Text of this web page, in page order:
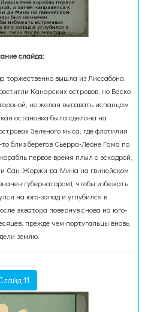
слайда:
торжественно вышла из Лиссабона.
Канарских островов, но Васко
не желая выдавать испанцам
остановка была сделана на
Зеленого мыса, где флотилия
близ берегов Сьерра-Леоне Гама по
первое время плыл с эскадрой,
Сан-Жоржи-да-Мина на гвинейском
губернатором), чтобы избежать
на юго-запад и углубился в
экватора повернув снова на юго-
прежде чем португальцы вновь
землю.
11